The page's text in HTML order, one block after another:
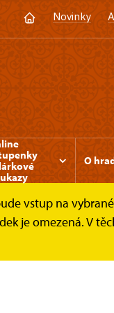
Novinky
O
vstup na
je omezená. V